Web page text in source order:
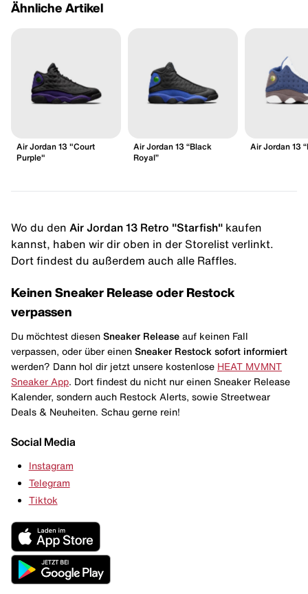
Ähnliche Artikel
Air Jordan 13 "Court
Purple"
Air Jordan 13 “Black
Royal”
Air Jordan 13
Wo du den Air Jordan 13 Retro "Starfish" kaufen
kannst, haben wir dir oben in der Storelist verlinkt.
Dort findest du außerdem auch alle Raffles.
Keinen Sneaker Release oder Restock
verpassen
Du möchtest diesen Sneaker Release auf keinen Fall
verpassen, oder über einen Sneaker Restock sofort informiert
werden? Dann hol dir jetzt unsere kostenlose HEAT MVMNT
Sneaker App . Dort findest du nicht nur einen Sneaker Release
Kalender, sondern auch Restock Alerts, sowie Streetwear
Deals & Neuheiten. Schau gerne rein!
Social Media
Instagram
Telegram
Tiktok